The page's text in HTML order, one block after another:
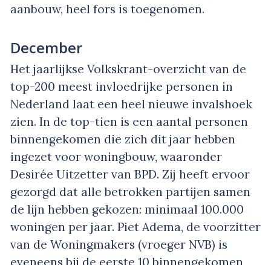
aanbouw, heel fors is toegenomen.
December
Het jaarlijkse Volkskrant-overzicht van de
top-200 meest invloedrijke personen in
Nederland laat een heel nieuwe invalshoek
zien. In de top-tien is een aantal personen
binnengekomen die zich dit jaar hebben
ingezet voor woningbouw, waaronder
Desirée Uitzetter van BPD. Zij heeft ervoor
gezorgd dat alle betrokken partijen samen
de lijn hebben gekozen: minimaal 100.000
woningen per jaar. Piet Adema, de voorzitter
van de Woningmakers (vroeger NVB) is